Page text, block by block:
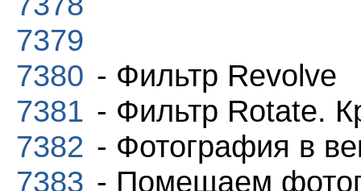
7379
7380 - Фильтр Revolve
7381 - Фильтр Rotate.
7382 - Фотография в
7383 - Помещаем